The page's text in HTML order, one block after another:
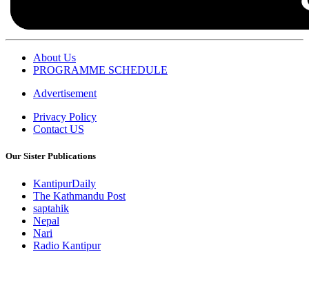
About Us
PROGRAMME SCHEDULE
Advertisement
Privacy Policy
Contact US
Our Sister Publications
KantipurDaily
The Kathmandu Post
saptahik
Nepal
Nari
Radio Kantipur